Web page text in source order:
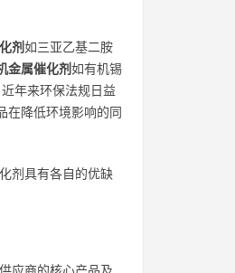
剂如三亚乙基二胺
金属催化剂如有机锡
年来环保法规日益
在降低环境影响的同
剂具有各自的优缺